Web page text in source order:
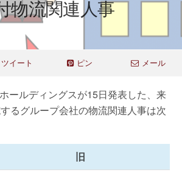
物流関連人事
ツイート ピン メール
ールディングスが15日発表した、来
るグループ会社の物流関連人事は次
旧